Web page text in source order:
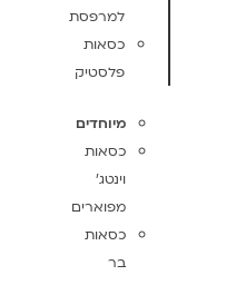
למרפסת
כסאות
פלסטיק
מיוחדים
כסאות
וינטג'
מפוארים
כסאות
בר